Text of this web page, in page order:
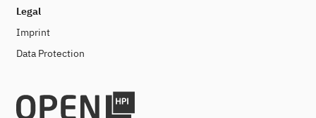
Legal
Imprint
Data Protection